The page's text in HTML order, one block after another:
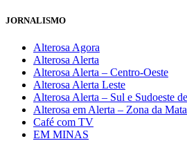
JORNALISMO
Alterosa Agora
Alterosa Alerta
Alterosa Alerta – Centro-Oeste
Alterosa Alerta Leste
Alterosa Alerta – Sul e Sudoeste
Alterosa em Alerta – Zona da Mata
Café com TV
EM MINAS